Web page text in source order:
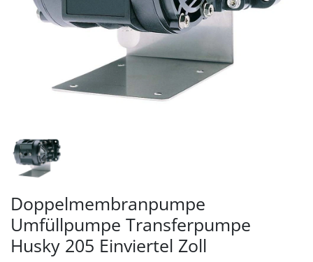
Doppelmembranpumpe
Umfüllpumpe Transferpumpe
Husky 205 Einviertel Zoll